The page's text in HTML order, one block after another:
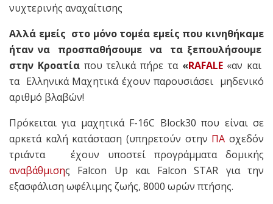
νυχτερινής αναχαίτισης
Αλλά εμείς στο μόνο τομέα εμείς που κινηθήκαμε
ήταν να προσπαθήσουμε να τα ξεπουλήσουμε
στην Κροατίαπου τελικά πήρε τα «RAFALE«αν και
τα Ελληνικά Μαχητικά έχουν παρουσιάσει μηδενικό
αριθμό βλαβών!
Πρόκειται για μαχητικά F-16C Block30 που είναι σε
αρκετά καλή κατάσταση (υπηρετούν στην ΠΑ σχεδόν
τριάντα έχουν υποστεί προγράμματα δομικής
αναβάθμισης Falcon Up και Falcon STAR για την
εξασφάλιση ωφέλιμης ζωής, 8000 ωρών πτήσης.